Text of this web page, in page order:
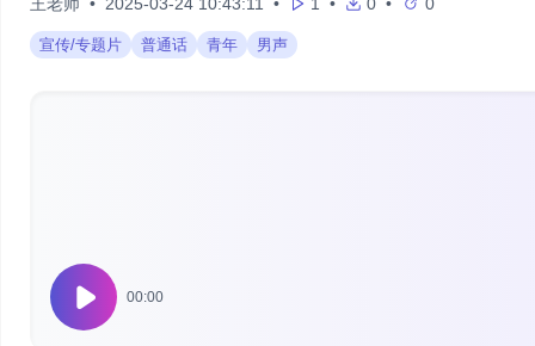
宣传/专题片 普通话 青年 男声
00:00